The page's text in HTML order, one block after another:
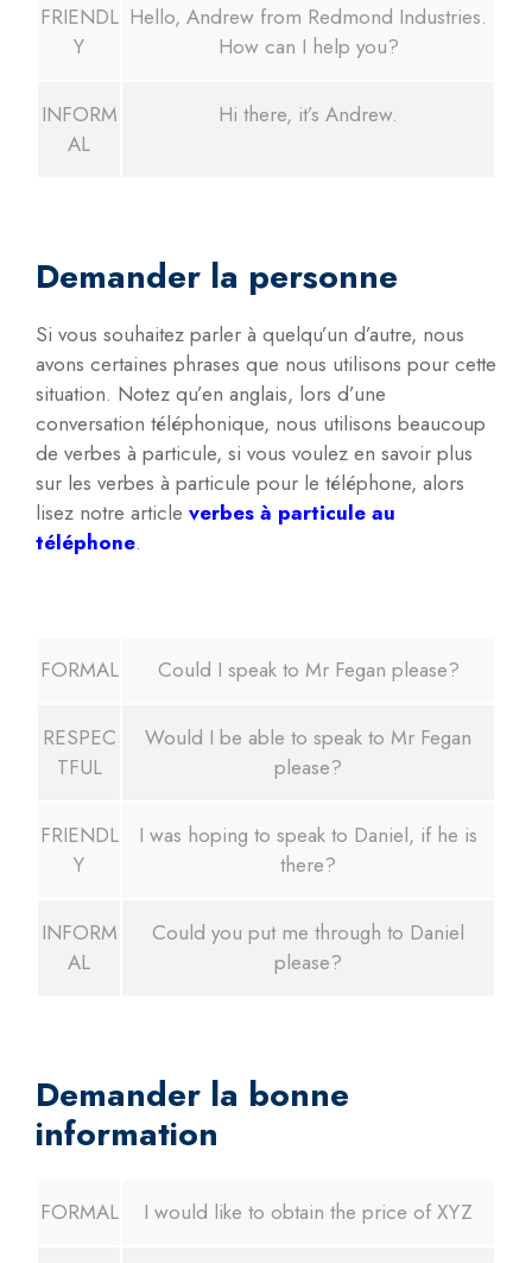
FRIENDL
Y
Hello, Andrew from Redmond Industries.
How can I help you?
INFORM
AL
Hi there, it’s Andrew.
Demander la personne
Si vous souhaitez parler à quelqu’un d’autre, nous
avons certaines phrases que nous utilisons pour cette
situation. Notez qu’en anglais, lors d’une
conversation téléphonique, nous utilisons beaucoup
de verbes à particule, si vous voulez en savoir plus
sur les verbes à particule pour le téléphone, alors
lisez notre article verbes à particule au
téléphone.
FORMAL Could I speak to Mr Fegan please?
RESPEC
TFUL
Would I be able to speak to Mr Fegan
please?
FRIENDL
Y
I was hoping to speak to Daniel, if he is
there?
INFORM
AL
Could you put me through to Daniel
please?
Demander la bonne
information
FORMAL I would like to obtain the price of XYZ